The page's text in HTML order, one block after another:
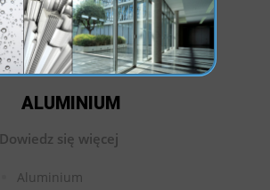
ALUMINIUM
Dowiedz się więcej
Aluminium